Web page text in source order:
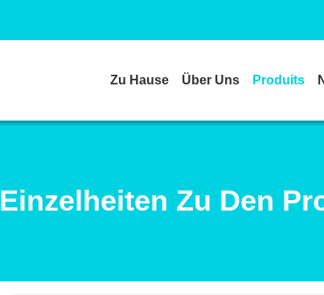
Zu Hause Über Uns Produits
Einzelheiten Zu Den